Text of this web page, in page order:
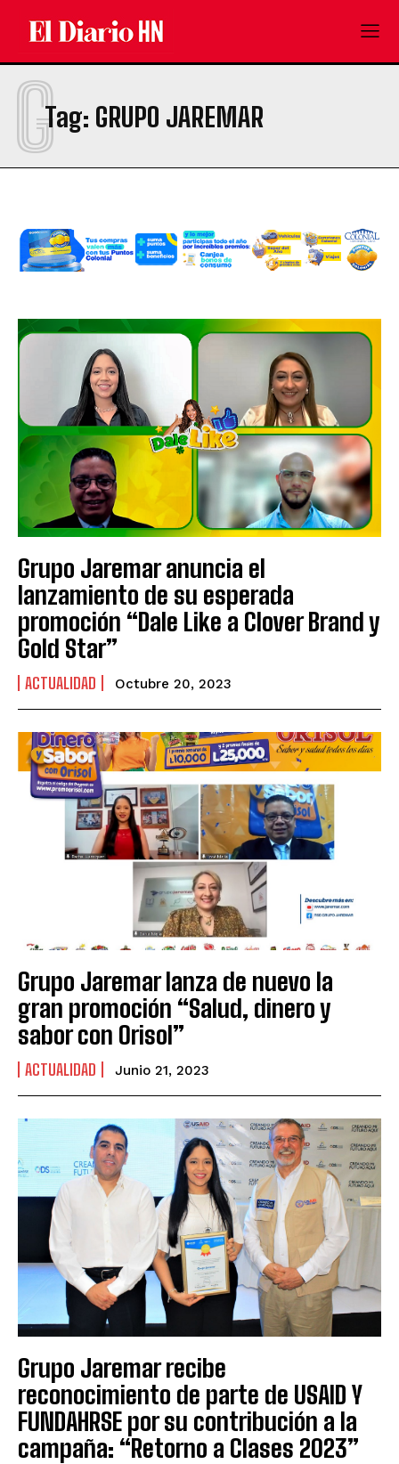
Tag: GRUPO JAREMAR
G
Grupo Jaremar anuncia el
lanzamiento de su esperada
promoción “Dale Like a Clover Brand y
Gold Star”
ACTUALIDAD Octubre 20, 2023
Grupo Jaremar lanza de nuevo la
gran promoción “Salud, dinero y
sabor con Orisol”
ACTUALIDAD Junio 21, 2023
Grupo Jaremar recibe
reconocimiento de parte de USAID Y
FUNDAHRSE por su contribución a la
campaña: “Retorno a Clases 2023”